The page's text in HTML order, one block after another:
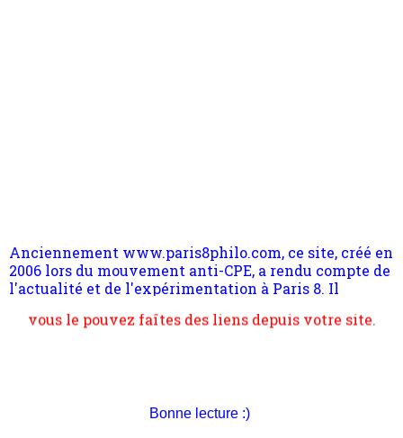
2006 lors du mouvement anti-CPE, a rendu compte de
l'actualité et de l'expérimentation à Paris 8. Il
s'occupe plus largement de rendre compte d'une
suivant la pensée du Dehors ou du Surpli, omme la
contrat est la marque d'une complexité, riche de
gratuite (2 mails par mois), commentez sans
hésitation, partagez le contenu sur les réseaux et si
Bonne lecture :)